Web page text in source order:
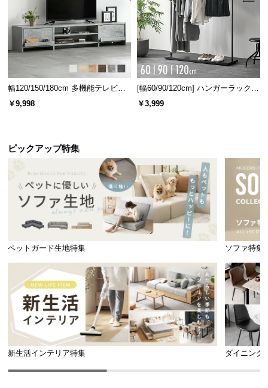
幅120/150/180cm 多機能テレビボ
ード 木目/石目調 オープン収納・
引き出し収納付き
￥9,998
[幅60/90/120cm] ハンガーラック
スチール 4段階高さ調節 サイドフ
ック オープンラック シンプル
￥3,999
ピックアップ特集
ペットガード生地特集 ソファ特集
新生活インテリア特集 ダイニング